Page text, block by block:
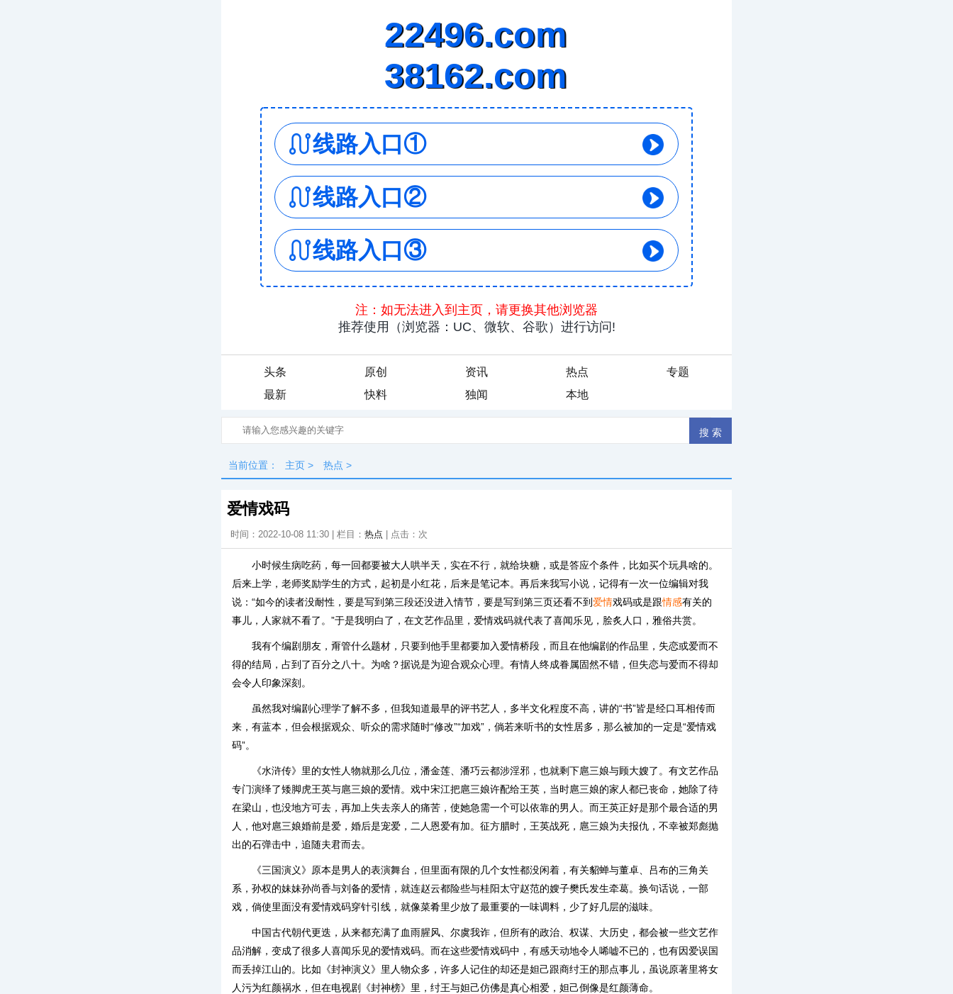
头条 原创 资讯 热点
专题
最新
快料 独闻 本地
当前位置： 主页 > 热点 >
爱情戏码
时间：2022-10-08 11:30 | 栏目： 热点 | 点击： 次
小时候生病吃药，每一回都要被大人哄半天，实在不行，就给块糖，或是答应个条件，比如买个玩具啥的。
后来上学，老师奖励学生的方式，起初是小红花，后来是笔记本。再后来我写小说，记得有一次一位编辑对我
说：“如今的读者没耐性，要是写到第三段还没进入情节，要是写到第三页还看不到爱情戏码或是跟情感有关的
事儿，人家就不看了。”于是我明白了，在文艺作品里，爱情戏码就代表了喜闻乐见，脍炙人口，雅俗共赏。
我有个编剧朋友，甭管什么题材，只要到他手里都要加入爱情桥段，而且在他编剧的作品里，失恋或爱而不
得的结局，占到了百分之八十。为啥？据说是为迎合观众心理。有情人终成眷属固然不错，但失恋与爱而不得却
会令人印象深刻。
虽然我对编剧心理学了解不多，但我知道最早的评书艺人，多半文化程度不高，讲的“书”皆是经口耳相传而
来，有蓝本，但会根据观众、听众的需求随时“修改”“加戏”，倘若来听书的女性居多，那么被加的一定是“爱情戏
码”。
《水浒传》里的女性人物就那么几位，潘金莲、潘巧云都涉淫邪，也就剩下扈三娘与顾大嫂了。有文艺作品
专门演绎了矮脚虎王英与扈三娘的爱情。戏中宋江把扈三娘许配给王英，当时扈三娘的家人都已丧命，她除了待
在梁山，也没地方可去，再加上失去亲人的痛苦，使她急需一个可以依靠的男人。而王英正好是那个最合适的男
人，他对扈三娘婚前是爱，婚后是宠爱，二人恩爱有加。征方腊时，王英战死，扈三娘为夫报仇，不幸被郑彪抛
出的石弹击中，追随夫君而去。
《三国演义》原本是男人的表演舞台，但里面有限的几个女性都没闲着，有关貂蝉与董卓、吕布的三角关
系，孙权的妹妹孙尚香与刘备的爱情，就连赵云都险些与桂阳太守赵范的嫂子樊氏发生牵葛。换句话说，一部
戏，倘使里面没有爱情戏码穿针引线，就像菜肴里少放了最重要的一味调料，少了好几层的滋味。
中国古代朝代更迭，从来都充满了血雨腥风、尔虞我诈，但所有的政治、权谋、大历史，都会被一些文艺作
品消解，变成了很多人喜闻乐见的爱情戏码。而在这些爱情戏码中，有感天动地令人唏嘘不已的，也有因爱误国
而丢掉江山的。比如《封神演义》里人物众多，许多人记住的却还是妲己跟商纣王的那点事儿，虽说原著里将女
人污为红颜祸水，但在电视剧《封神榜》里，纣王与妲己仿佛是真心相爱，妲己倒像是红颜薄命。